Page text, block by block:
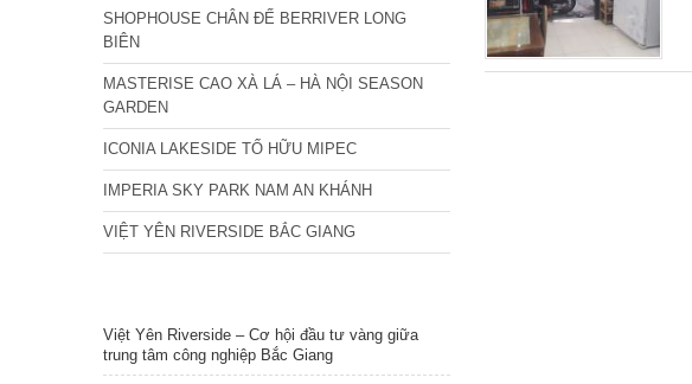
SHOPHOUSE CHÂN ĐẾ BERRIVER LONG
BIÊN
MASTERISE CAO XÀ LÁ – HÀ NỘI SEASON
GARDEN
ICONIA LAKESIDE TỐ HỮU MIPEC
IMPERIA SKY PARK NAM AN KHÁNH
VIỆT YÊN RIVERSIDE BẮC GIANG
Việt Yên Riverside – Cơ hội đầu tư vàng giữa
trung tâm công nghiệp Bắc Giang